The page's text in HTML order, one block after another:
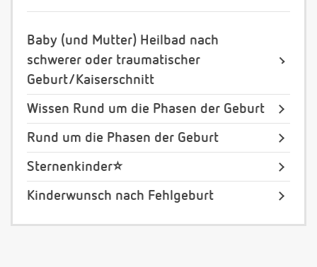
Baby (und Mutter) Heilbad nach
schwerer oder traumatischer
Geburt/Kaiserschnitt
Wissen Rund um die Phasen der Geburt
Rund um die Phasen der Geburt
Sternenkinder⭐️
Kinderwunsch nach Fehlgeburt